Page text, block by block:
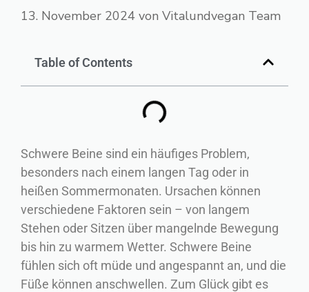
13. November 2024 von Vitalundvegan Team
Table of Contents
Schwere Beine sind ein häufiges Problem,
besonders nach einem langen Tag oder in
heißen Sommermonaten. Ursachen können
verschiedene Faktoren sein – von langem
Stehen oder Sitzen über mangelnde Bewegung
bis hin zu warmem Wetter. Schwere Beine
fühlen sich oft müde und angespannt an, und die
Füße können anschwellen. Zum Glück gibt es